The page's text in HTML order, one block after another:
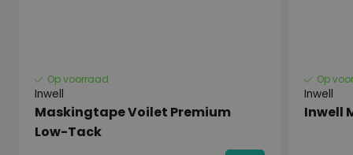
Kras-en stootvast
lang kleurbehoud
Uitstekende hechting
Op voorraad
Inwell
Maskingtape Voilet Premium
Low-Tack
Op
Inwell
Inwell